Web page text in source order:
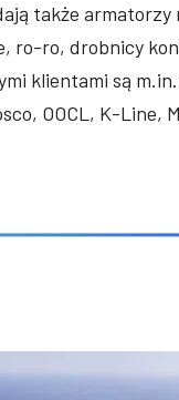
także armatorzy
ro-ro, drobnicy
klientami są
OOCL, K-Line,